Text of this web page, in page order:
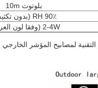
بلوتوث 10m
90٪ RH (بدون تكثيف)
2-4W (وفقا لون العرض)